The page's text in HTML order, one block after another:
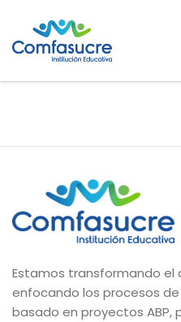
Estamos transformando el
enfocando los procesos
basado en proyectos ABP,